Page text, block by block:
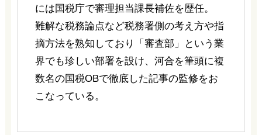
には国税庁で審理担当課長補佐を歴任。
難解な税務論点など税務署側の考え方や指
摘方法を熟知しており「審査部」という業
界でも珍しい部署を設け、河合を筆頭に複
数名の国税OBで徹底した記事の監修をお
こなっている。